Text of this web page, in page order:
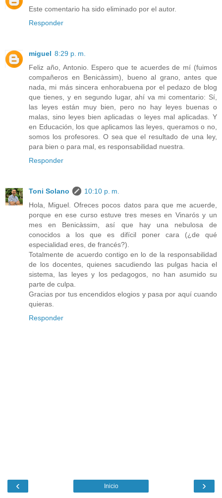
Este comentario ha sido eliminado por el autor.
Responder
miguel 8:29 p. m.
Feliz año, Antonio. Espero que te acuerdes de mí (fuimos
compañeros en Benicàssim), bueno al grano, antes que
nada, mi más sincera enhorabuena por el pedazo de blog
que tienes, y en segundo lugar, ahí va mi comentario: Sí,
las leyes están muy bien, pero no hay leyes buenas o
malas, sino leyes bien aplicadas o leyes mal aplicadas. Y
en Educación, los que aplicamos las leyes, queramos o no,
somos los profesores. O sea que el resultado de una ley,
para bien o para mal, es responsabilidad nuestra.
Responder
Toni Solano
10:10 p. m.
Hola, Miguel. Ofreces pocos datos para que me acuerde,
porque en ese curso estuve tres meses en Vinarós y un
mes en Benicàssim, así que hay una nebulosa de
conocidos a los que es difícil poner cara (¿de qué
especialidad eres, de francés?).
Totalmente de acuerdo contigo en lo de la responsabilidad
de los docentes, quienes sacudiendo las pulgas hacia el
sistema, las leyes y los pedagogos, no han asumido su
parte de culpa.
Gracias por tus encendidos elogios y pasa por aquí cuando
quieras.
Responder
‹ ›
Inicio